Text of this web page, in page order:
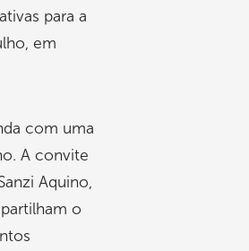
para a
em
com uma
A convite
Aquino,
o